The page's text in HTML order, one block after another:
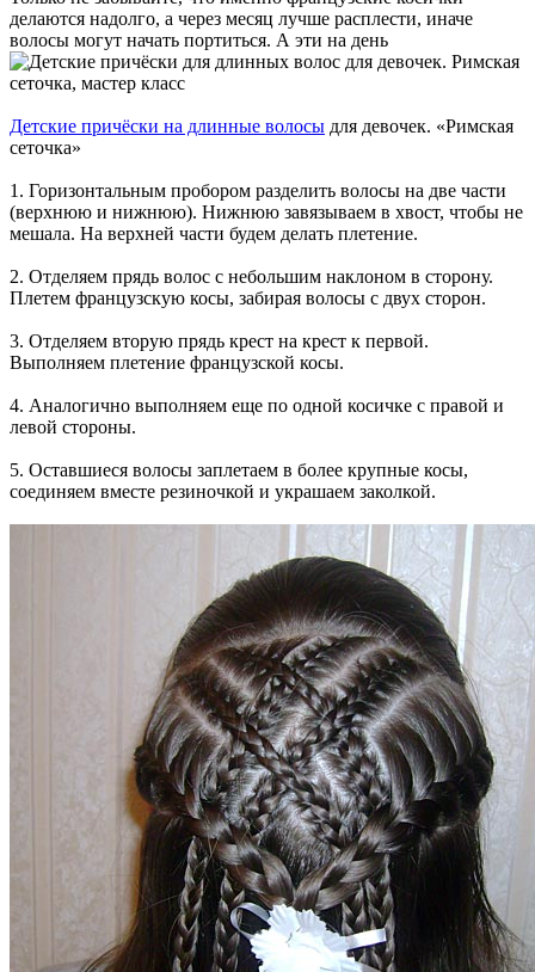
делаются надолго, а через месяц лучше расплести, иначе
волосы могут начать портиться. А эти на день
Детские причёски на длинные волосы для девочек. «Римская
сеточка»
1. Горизонтальным пробором разделить волосы на две части
(верхнюю и нижнюю). Нижнюю завязываем в хвост, чтобы не
мешала. На верхней части будем делать плетение.
2. Отделяем прядь волос с небольшим наклоном в сторону.
Плетем французскую косы, забирая волосы с двух сторон.
3. Отделяем вторую прядь крест на крест к первой.
Выполняем плетение французской косы.
4. Аналогично выполняем еще по одной косичке с правой и
левой стороны.
5. Оставшиеся волосы заплетаем в более крупные косы,
соединяем вместе резиночкой и украшаем заколкой.